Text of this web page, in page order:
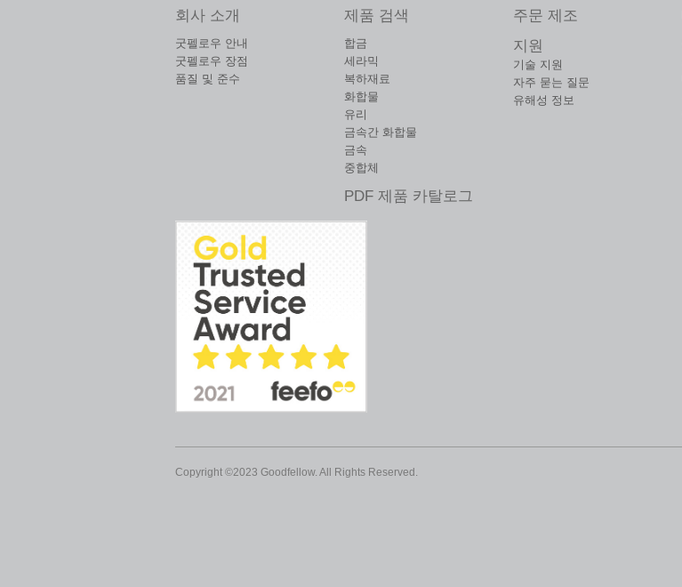
회사 소개
굿펠로우 안내
굿펠로우 장점
품질 및 준수
제품 검색
합금
세라믹
복하재료
화합물
유리
금속간 화합물
금속
중합체
PDF 제품 카탈로그
주문 제조
지원
기술 지원
자주 묻는 질문
유해성 정보
Copyright ©2023 Goodfellow. All Rights Reserved.